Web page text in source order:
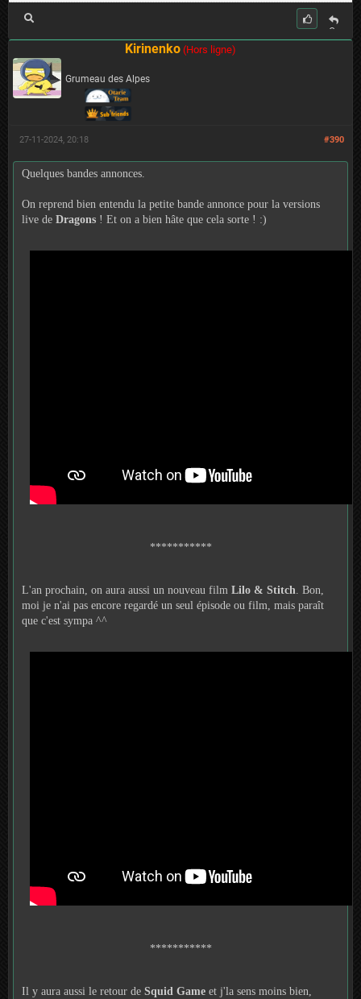
C
Kirinenko (Hors ligne)
Grumeau des Alpes
#390
27-11-2024, 20:18
Quelques bandes annonces.
On reprend bien entendu la petite bande annonce pour la versions
live de Dragons ! Et on a bien hâte que cela sorte ! :)
***********
L'an prochain, on aura aussi un nouveau film Lilo & Stitch . Bon,
moi je n'ai pas encore regardé un seul épisode ou film, mais paraît
que c'est sympa ^^
***********
Il y aura aussi le retour de Squid Game et j'la sens moins bien,